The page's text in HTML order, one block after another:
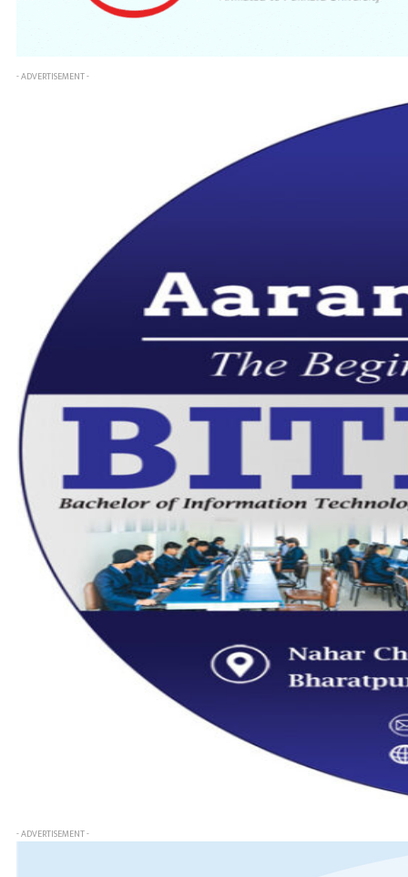
- ADVERTISEMENT -
- ADVERTISEMENT -